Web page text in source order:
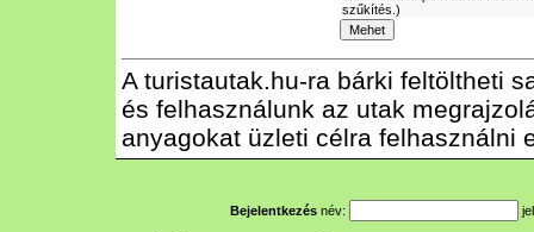
szűkítés.)
A turistautak.hu-ra bárki feltöltheti
és felhasználunk az utak
anyagokat üzleti célra felhasználni
Bejelentkezés név: